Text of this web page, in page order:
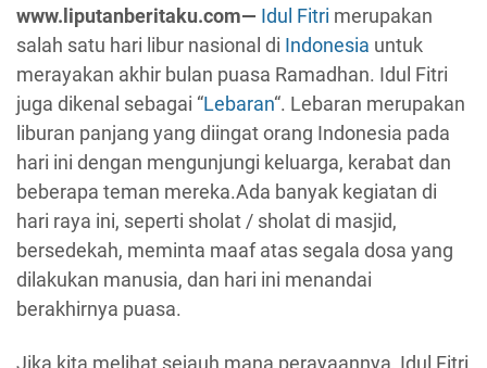
www.liputanberitaku.com— Idul Fitri merupakan
salah satu hari libur nasional di Indonesia untuk
merayakan akhir bulan puasa Ramadhan. Idul Fitri
juga dikenal sebagai “Lebaran“. Lebaran merupakan
liburan panjang yang diingat orang Indonesia pada
hari ini dengan mengunjungi keluarga, kerabat dan
beberapa teman mereka.Ada banyak kegiatan di
hari raya ini, seperti sholat / sholat di masjid,
bersedekah, meminta maaf atas segala dosa yang
dilakukan manusia, dan hari ini menandai
berakhirnya puasa.
Jika kita melihat sejauh mana perayaannya, Idul Fitri